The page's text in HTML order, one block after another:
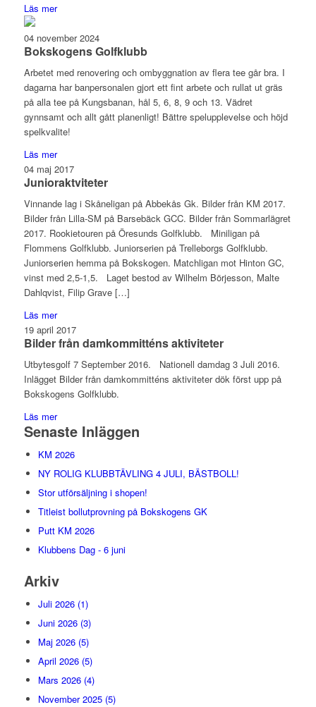
Läs mer
04november2024
Bokskogens Golfklubb
Arbetet med renovering och ombyggnation av flera tee går bra. I
dagarna har banpersonalen gjort ett fint arbete och rullat ut gräs
på alla tee på Kungsbanan, hål 5, 6, 8, 9 och 13. Vädret
gynnsamt och allt gått planenligt! Bättre spelupplevelse och höjd
spelkvalite!
Läs mer
04maj 2017
Junioraktviteter
Vinnande lag i Skåneligan på Abbekås Gk. Bilder från KM 2017.
Bilder från Lilla-SM på Barsebäck GCC. Bilder från Sommarlägret
2017. Rookietouren på Öresunds Golfklubb. Miniligan på
Flommens Golfklubb. Juniorserien på Trelleborgs Golfklubb.
Juniorserien hemma på Bokskogen. Matchligan mot Hinton GC,
vinst med 2,5-1,5. Laget bestod av Wilhelm Börjesson, Malte
Dahlqvist, Filip Grave […]
Läs mer
19april 2017
Bilder från damkommitténs aktiviteter
Utbytesgolf 7 September 2016. Nationell damdag 3 Juli 2016.
Inlägget Bilder från damkommitténs aktiviteter dök först upp på
Bokskogens Golfklubb.
Läs mer
Senaste Inläggen
KM 2026
NY ROLIG KLUBBTÄVLING 4 JULI, BÄSTBOLL!
Stor utförsäljning i shopen!
Titleist bollutprovning på Bokskogens GK
Putt KM 2026
Klubbens Dag - 6 juni
Arkiv
Juli 2026 (1)
Juni 2026 (3)
Maj 2026 (5)
April 2026 (5)
Mars 2026 (4)
November 2025 (5)